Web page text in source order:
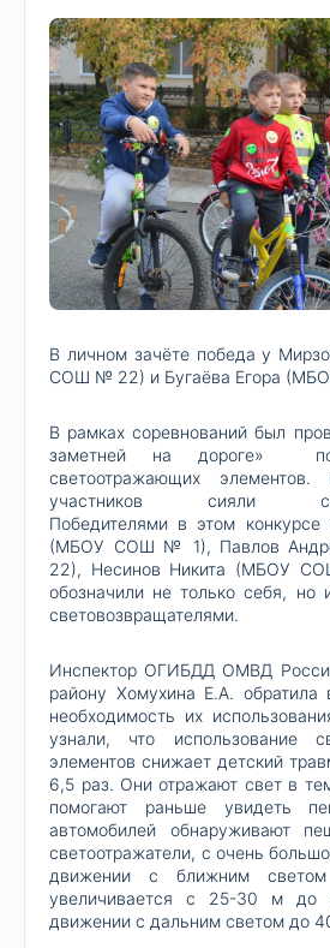
В личном зачёте победа у
СОШ № 22) и Бугаёва Егора
В рамках соревнований был
заметней на дороге» по
светоотражающих
участников сияли
Победителями в этом конкурсе
(МБОУ СОШ № 1), Павлов
22), Несинов Никита (МБОУ
обозначили не только себя, но
световозвращателями.
Инспектор ОГИБДД ОМВД
району Хомухина Е.А. обратила
необходимость их
узнали, что использование
элементов снижает детский
6,5 раз. Они отражают свет в
помогают раньше увидеть
автомобилей обнаруживают
светоотражатели, с очень
движении с ближним
увеличивается с 25-30 м
движении с дальним светом до